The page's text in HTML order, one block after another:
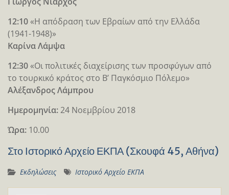
12:10«Η απόδραση των Εβραίων από την Ελλάδα
(1941-1948)»
Καρίνα Λάμψα
12:30«Οι πολιτικές διαχείρισης των προσφύγων από
το τουρκικό κράτος στο Β’ Παγκόσμιο Πόλεμο»
Αλέξανδρος Λάμπρου
Ημερομηνία:24 Νοεμβρίου 2018
Ώρα: 10.00
Στο Ιστορικό Αρχείο ΕΚΠΑ (Σκουφά 45, Αθήνα)
Εκδηλώσεις Ιστορικό Αρχείο ΕΚΠΑ